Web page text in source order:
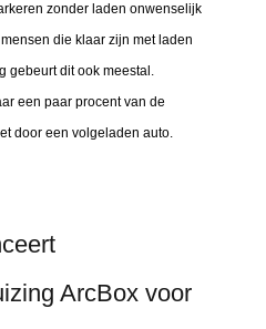
zonder laden onwenselijk
die klaar zijn met laden
gebeurt dit ook meestal.
een paar procent van de
door een volgeladen auto.
ArcBox voor